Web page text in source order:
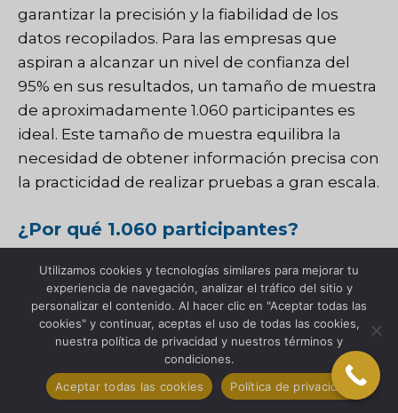
garantizar la precisión y la fiabilidad de los
datos recopilados. Para las empresas que
aspiran a alcanzar un nivel de confianza del
95% en sus resultados, un tamaño de muestra
de aproximadamente 1.060 participantes es
ideal. Este tamaño de muestra equilibra la
necesidad de obtener información precisa con
la practicidad de realizar pruebas a gran escala.
¿Por qué 1.060 participantes?
El tamaño de muestra de 1060 se basa en
principios estadísticos que garantizan que los
datos sean representativos de la población en
general y, al mismo tiempo, minimizan el
margen de error. Con esta cantidad de
participantes, las empresas pueden estar
Utilizamos cookies y tecnologías similares para mejorar tu
experiencia de navegación, analizar el tráfico del sitio y
personalizar el contenido. Al hacer clic en "Aceptar todas las
cookies" y continuar, aceptas el uso de todas las cookies,
nuestra política de privacidad y nuestros términos y
condiciones.
Aceptar todas las cookies
Política de privacidad